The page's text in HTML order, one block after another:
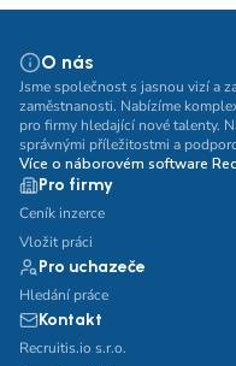
O nás
Jsme společnost s jasnou vizí a
zaměstnanosti. Nabízíme
pro firmy hledající nové talenty.
správnými příležitostmi a
Více o náborovém software
Pro firmy
Ceník inzerce
Vložit práci
Pro uchazeče
Hledání práce
Kontakt
Recruitis.io s.r.o.